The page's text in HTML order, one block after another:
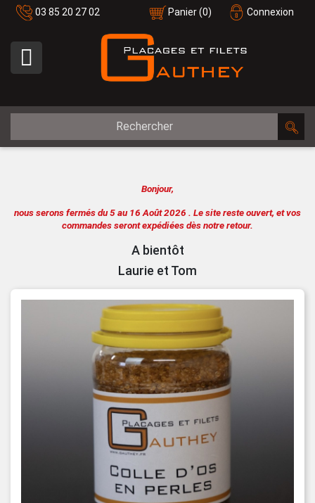
03 85 20 27 02 Connexion
Panier(0)

Bonjour,
nous serons fermés du 5 au 16 Août 2026 . Le site reste ouvert, et vos
commandes seront expédiées dès notre retour.
A bientôt
Laurie et Tom